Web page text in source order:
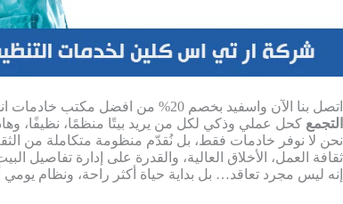
اتصل بنا الآن واسفيد بخصم 20% من افضل مكتب خادمات اندونيسيات في التجمع ، يظهر دور
التجمع كحل عملي وذكي لكل من يريد بيتًا منظمًا، نظيفًا،
نحن لا نوفر خادمات فقط، بل نُقدّم منظومة متكاملة من
ثقافة العمل، الأخلاق العالية، والقدرة على إدارة تفاصيل
إنه ليس مجرد تعاقد… بل بداية حياة أكثر راحة، ونظام